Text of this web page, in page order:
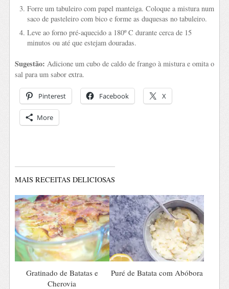
Forre um tabuleiro com papel manteiga. Coloque a mistura num
saco de pasteleiro com bico e forme as duquesas no tabuleiro.
Leve ao forno pré-aquecido a 180º C durante cerca de 15
minutos ou até que estejam douradas.
Sugestão: Adicione um cubo de caldo de frango à mistura e omita o
sal para um sabor extra.
Pinterest Facebook X
More
MAIS RECEITAS DELICIOSAS
Gratinado de Batatas e
Cherovia
Puré de Batata com Abóbora